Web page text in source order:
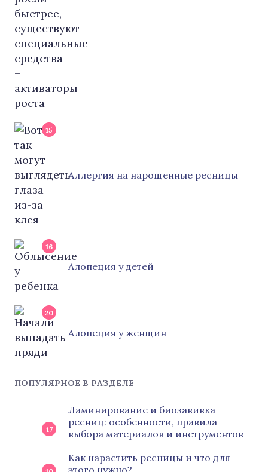
15
Аллергия на нарощенные ресницы
16
Алопеция у детей
20
Алопеция у женщин
ПОПУЛЯРНОЕ В РАЗДЕЛЕ
17
Ламинирование и биозавивка
ресниц: особенности, правила
выбора материалов и инструментов
Как нарастить ресницы и что для
этого нужно?